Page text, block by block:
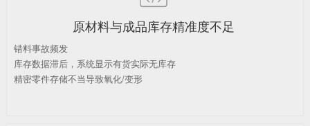
原材料与成品库存精准度不足
错料事故频发
库存数据滞后，系统显示有货实际无库存
精密零件存储不当导致氧化/变形